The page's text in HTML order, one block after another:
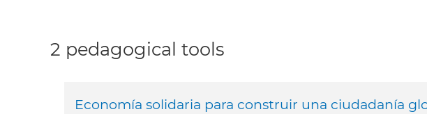
2 pedagogical tools
Economía solidaria para construir una ciudadanía